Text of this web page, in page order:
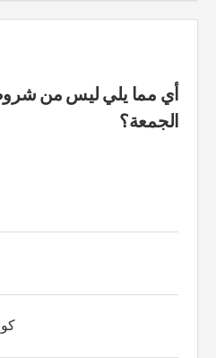
أي مما يلي ليس من
الجمعة؟